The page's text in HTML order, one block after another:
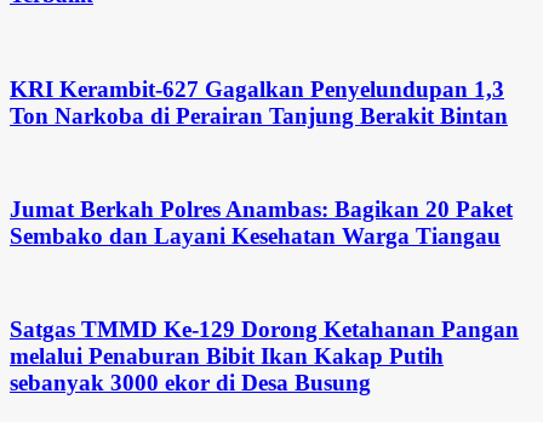
KRI Kerambit-627 Gagalkan Penyelundupan 1,3
Ton Narkoba di Perairan Tanjung Berakit Bintan
Jumat Berkah Polres Anambas: Bagikan 20 Paket
Sembako dan Layani Kesehatan Warga Tiangau
Satgas TMMD Ke-129 Dorong Ketahanan Pangan
melalui Penaburan Bibit Ikan Kakap Putih
sebanyak 3000 ekor di Desa Busung